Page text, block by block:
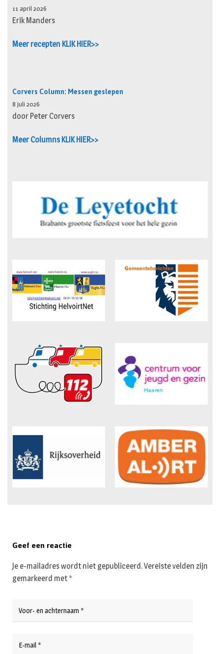
11 april 2026
Erik Manders
Meer recepten KLIK HIER>>
Corvers Column: Messen geslepen
8 juli 2026
door Peter Corvers
Meer Columns KLIK HIER>>
Geef een reactie
Je e-mailadres wordt niet gepubliceerd.Vereiste velden zijn
gemarkeerd met *